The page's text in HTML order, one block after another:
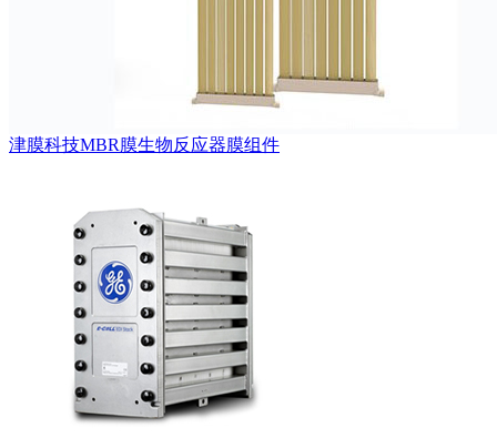
津膜科技MBR膜生物反应器膜组件